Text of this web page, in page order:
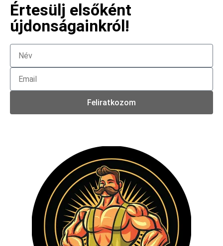
Értesülj elsőként
újdonságainkról!
Feliratkozom